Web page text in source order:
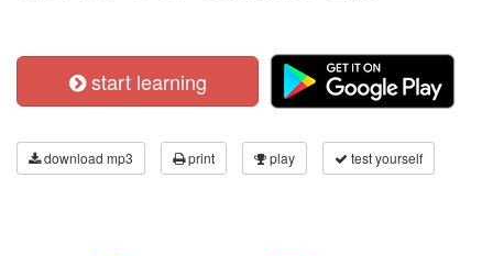
start learning
download mp3 print play test yourself